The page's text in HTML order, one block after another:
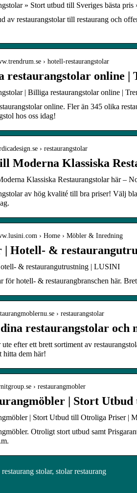
» Stort utbud till Sveriges bästa pris
av restaurangstolar till restaurang och
› hotell-restaurangstolar
restaurangstolar online |
| Billiga restaurangstolar online |
online. Fler än 345 olika
hos oss idag!
› restaurangstolar
Moderna Klassiska
Klassiska Restaurangstolar här –
av hög kvalité till bra priser! Välj
› Home › Möbler & Inredning
| Hotell- &
& restaurangutrustning | LUSINI
för hotell- & restaurangbranschen här.
› restaurangstolar
restaurangstolar och
efter ett brett sortiment av
hitta dem här!
› restaurangmobler
| Stort
| Stort Utbud till Otroliga Priser |
Otroligt stort utbud samt
stolar, stolar restaurang